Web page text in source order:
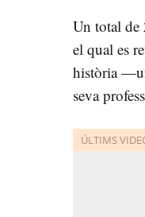
Un total de
el qual es
història
seva